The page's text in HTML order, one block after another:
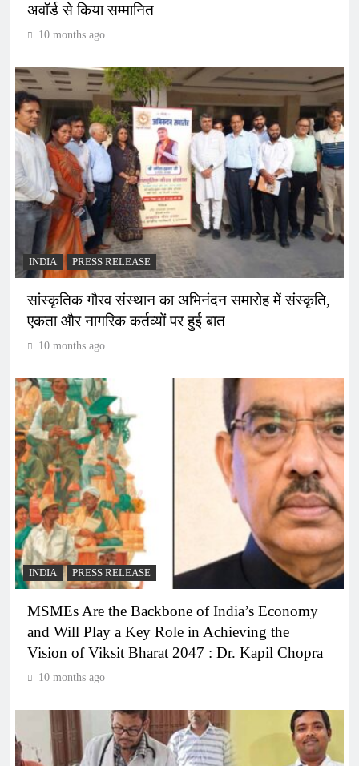
अवॉर्ड से किया सम्मानित
10 months ago
INDIA PRESS RELEASE
सांस्कृतिक गौरव संस्थान का अभिनंदन समारोह में संस्कृति,
एकता और नागरिक कर्तव्यों पर हुई बात
10 months ago
INDIA PRESS RELEASE
MSMEs Are the Backbone of India’s Economy
and Will Play a Key Role in Achieving the
Vision of Viksit Bharat 2047 : Dr. Kapil Chopra
10 months ago